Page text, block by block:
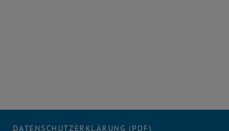
DATENSCHUTZERKLÄRUNG (PDF)